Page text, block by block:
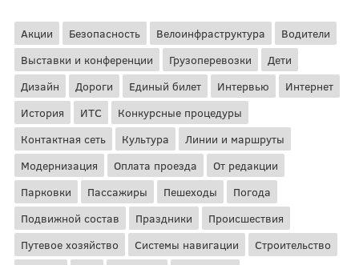
Акции Безопасность Велоинфраструктура
Водители
Выставки и конференции
Грузоперевозки
Дети
Дизайн
Дороги Единый билет Интервью
Интернет
История
ИТС
Конкурсные процедуры
Контактная сеть
Культура
Линии и маршруты
Модернизация
Оплата проезда
От редакции
Парковки
Пассажиры Пешеходы
Погода
Подвижной состав
Праздники
Происшествия
Путевое хозяйство
Системы навигации
Строительство